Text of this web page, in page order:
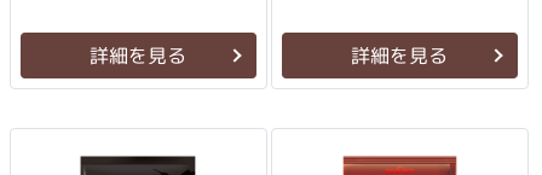
詳細を見る 詳細を見る